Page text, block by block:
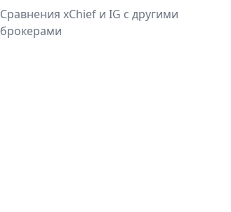
Сравнения xChief и IG с другими
брокерами